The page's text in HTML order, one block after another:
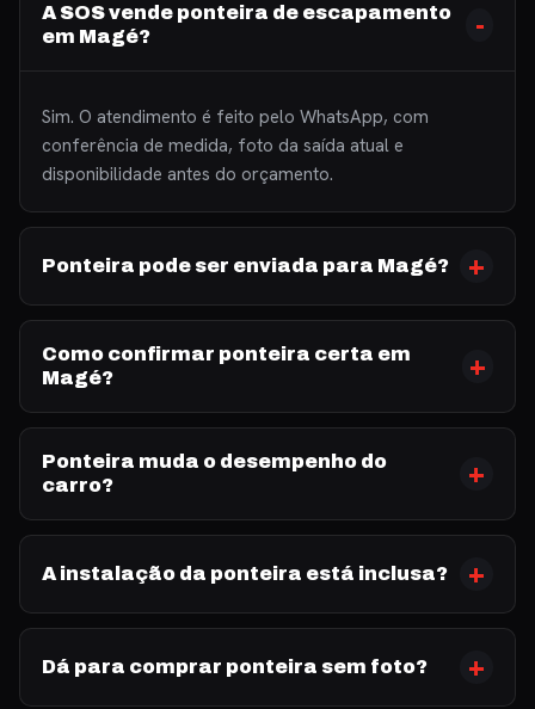
A SOS vende ponteira de escapamento
em Magé?
Sim. O atendimento é feito pelo WhatsApp, com
conferência de medida, foto da saída atual e
disponibilidade antes do orçamento.
Ponteira pode ser enviada para Magé?
Como confirmar ponteira certa em
Magé?
Ponteira muda o desempenho do
carro?
A instalação da ponteira está inclusa?
Dá para comprar ponteira sem foto?